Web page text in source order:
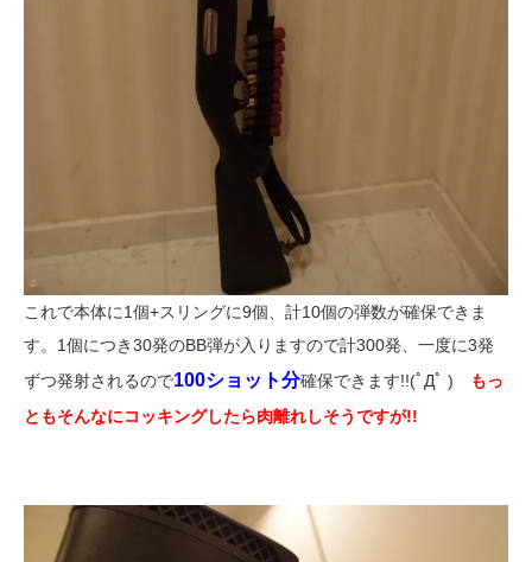
これで本体に1個+スリングに9個、計10個の弾数が確保できま
す。1個につき30発のBB弾が入りますので計300発、一度に3発
ずつ発射されるので100ショット分確保できます!!(ﾟДﾟ )
もっ
ともそんなにコッキングしたら肉離れしそうですが!!